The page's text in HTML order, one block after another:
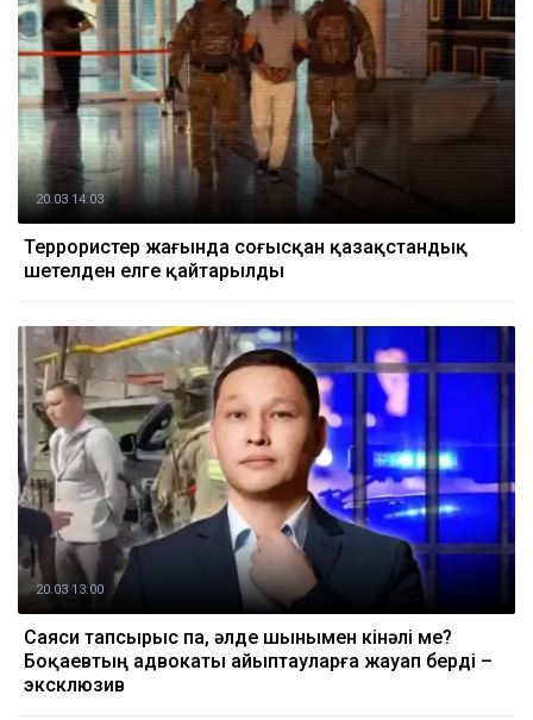
20.03 14:03
Террористер жағында соғысқан қазақстандық
шетелден елге қайтарылды
20.03 13:00
Саяси тапсырыс па, әлде шынымен кінәлі ме?
Боқаевтың адвокаты айыптауларға жауап берді –
эксклюзив